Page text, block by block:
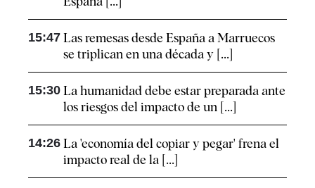
15:47 Las remesas desde España a Marruecos
se triplican en una década y [...]
15:30 La humanidad debe estar preparada ante
los riesgos del impacto de un [...]
14:26 La 'economía del copiar y pegar' frena el
impacto real de la [...]